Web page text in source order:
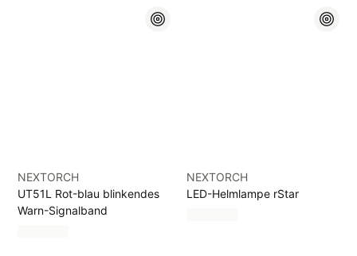
NEXTORCH
UT51L Rot-blau blinkendes
Warn-Signalband
NEXTORCH
LED-Helmlampe rStar